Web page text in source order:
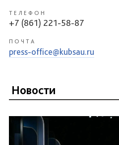
ТЕЛЕФОН
+7 (861) 221-58-87
ПОЧТА
press-office@kubsau.ru
Новости